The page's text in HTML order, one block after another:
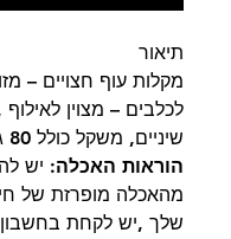
תיאור
מקלות עוף חצויים –
לכלבים – מצוין לאילוף
שיניים, משקל כולל 80 גרם
הוראות האכלה: יש
מהאכלה מופרזת של
שלך ,יש לקחת בחשבון